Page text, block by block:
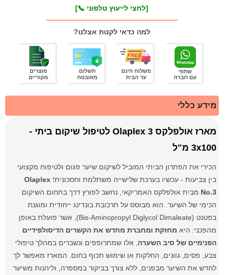
[לחצי לייעוץ טלפוני 📞]
למה כדאי לקנות אצלנו?
מידע כללי
מארז אולפלקס 3 Olaplex לטיפול שיקום ביתי -
3x100 מ"ל
הכירי את הפתרון הביתי המוביל לשיקום שיער פגום ולטיפוח מקצועי
בין צביעות - עכשיו בערכת שלישייה משתלמת וחסכונית!Olaplex
No.3 מבית אולפלקס האמריקאי, נחשב לפורץ דרך בתחום השיקום
הכימי של השיער. הוא מבוסס על תרכובת בונדינג ייחודית ומוגנת
בפטנט (Bis-Aminopropyl Diglycol Dimaleate), אשר פועלת באופן
מהפכני: היא מחזקת ומחברת מחדש את הקשרים הדיסולפידיים
הפנימיים של סיב השערה , אלו שמתרופפים ונשברים במהלך טיפולי
צבע, פסים, גוונים, החלקות או שימוש תכוף בחום. המארז מאפשר לך
לחדש את השיער מבפנים, ללא צורך בביקור במספרה, וליהנות משיער